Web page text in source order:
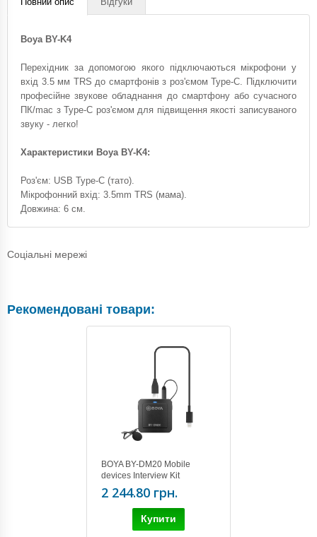
Boya BY-K4
Перехідник за допомогою якого підключаються мікрофони у
вхід 3.5 мм TRS до смартфонів з роз'ємом Type-C. Підключити
професійне звукове обладнання до смартфону або сучасного
ПК/mac з Type-C роз'ємом для підвищення якості записуваного
звуку - легко!
Характеристики Boya BY-K4:
Роз'єм: USB Type-C (тато).
Мікрофонний вхід: 3.5mm TRS (мама).
Довжина: 6 см.
Соціальні мережі
Рекомендовані товари:
BOYA BY-DM20 Mobile
devices Interview Kit
2 244.80 грн.
Купити